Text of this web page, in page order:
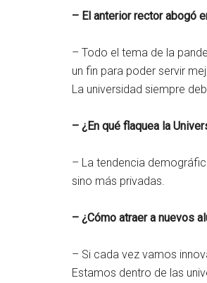
– El anterior rector abogó
– Todo el tema de la
un fin para poder servir
La universidad siempre
– ¿En qué flaquea la
– La tendencia
sino más privadas.
– ¿Cómo atraer a nuevos
– Si cada vez vamos
Estamos dentro de las